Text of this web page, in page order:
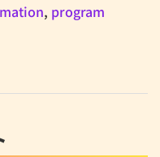
, program